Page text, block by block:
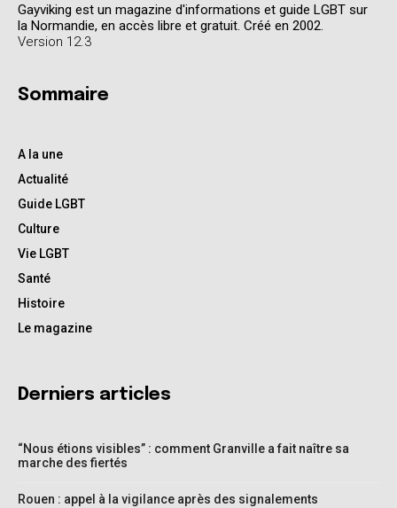
Gayviking est un magazine d'informations et guide LGBT sur
la Normandie, en accès libre et gratuit. Créé en 2002.
Version 12.3
Sommaire
A la une
Actualité
Guide LGBT
Culture
Vie LGBT
Santé
Histoire
Le magazine
Derniers articles
“Nous étions visibles” : comment Granville a fait naître sa
marche des fiertés
Rouen : appel à la vigilance après des signalements